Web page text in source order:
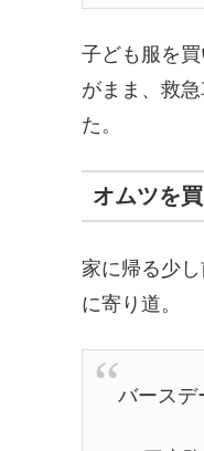
子ども服を
がまま、救
た。
オムツを
家に帰る少
に寄り道。
バースデ